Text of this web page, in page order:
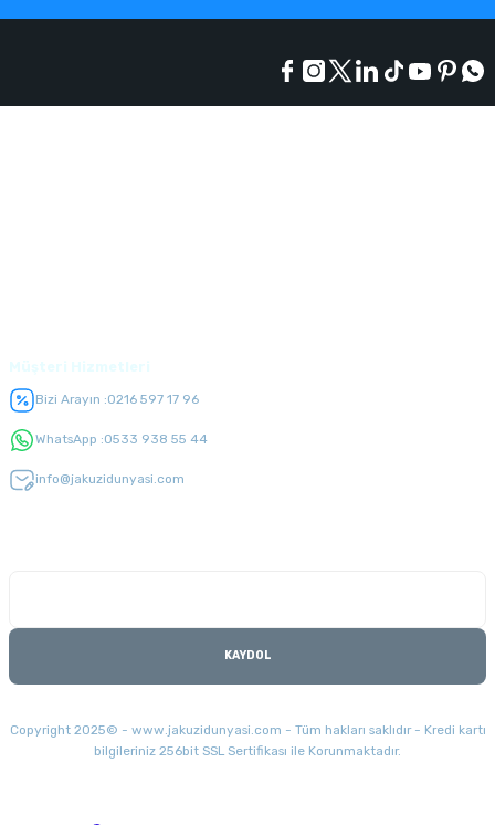
Bizi Arayın :0216 597 17 96
WhatsApp :0533 938 55 44
info@jakuzidunyasi.com
KAYDOL
Copyright 2025© - www.jakuzidunyasi.com - Tüm hakları saklıdır - Kredi kartı
bilgileriniz 256bit SSL Sertifikası ile Korunmaktadır.